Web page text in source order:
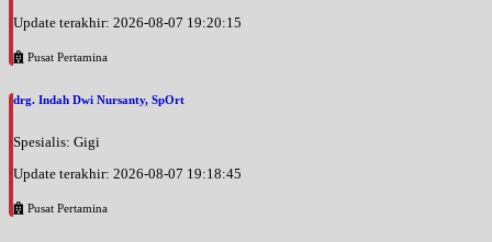
Update terakhir: 2026-08-07 19:20:15
Pusat Pertamina
drg. Indah Dwi Nursanty, SpOrt
Spesialis: Gigi
Update terakhir: 2026-08-07 19:18:45
Pusat Pertamina